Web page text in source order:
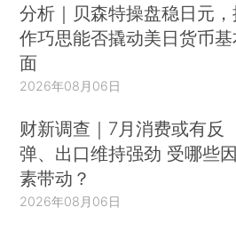
分析｜贝森特操盘稳日元，
作巧思能否撬动美日货币基
面
2026年08月06日
财新调查｜7月消费或有反
弹、出口维持强劲 受哪些因
素带动？
2026年08月06日